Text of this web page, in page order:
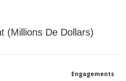
(Millions De Dollars)
Engagements